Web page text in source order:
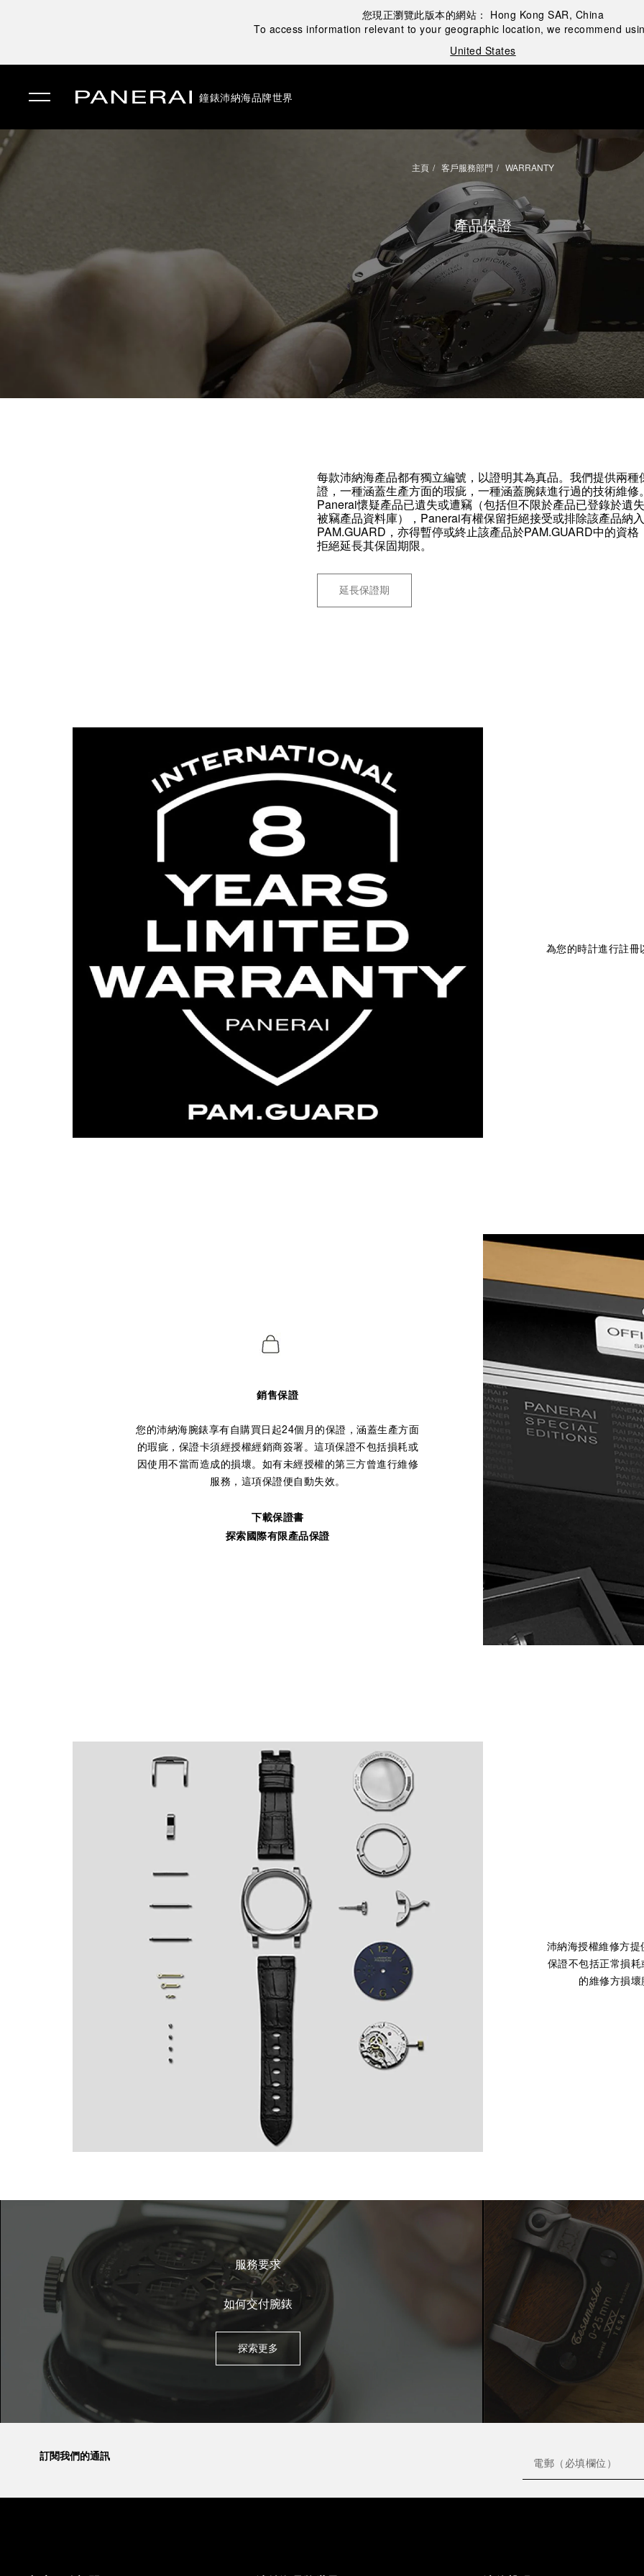
您現正瀏覽此版本的網站： Hong Kong SAR, China
To access information relevant to your geographic location, we recommend
United States
鐘錶沛納海品牌世界
主頁 客戶服務部門 WARRANTY
產品保證
每款沛納海產品都有獨立編號，以證明其為真品。我們提供兩種
證，一種涵蓋生產方面的瑕疵，一種涵蓋腕錶進行過的技術維修
Panerai懷疑產品已遺失或遭竊（包括但不限於產品已登錄於遺
被竊產品資料庫），Panerai有權保留拒絕接受或排除該產品納入
PAM.GUARD，亦得暫停或終止該產品於PAM.GUARD中的資格
拒絕延長其保固期限。
延長保證期
為您的時計進行註
銷售保證
您的沛納海腕錶享有自購買日起24個月的保證，涵蓋生產方面
的瑕疵，保證卡須經授權經銷商簽署。這項保證不包括損耗或
因使用不當而造成的損壞。如有未經授權的第三方曾進行維修
服務，這項保證便自動失效。
下載保證書
探索國際有限產品保證
沛納海授權維修方
保證不包括正常損
的維修方損
服務要求
如何交付腕錶
探索更多
訂閱我們的通訊